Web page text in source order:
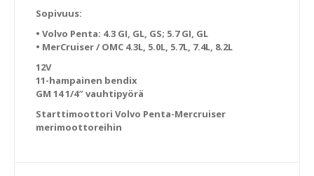
Sopivuus:
• Volvo Penta: 4.3 GI, GL, GS; 5.7 GI, GL
• MerCruiser / OMC 4.3L, 5.0L, 5.7L, 7.4L, 8.2L
12V
11-hampainen bendix
GM 14 1/4″ vauhtipyörä
Starttimoottori Volvo Penta-Mercruiser
merimoottoreihin